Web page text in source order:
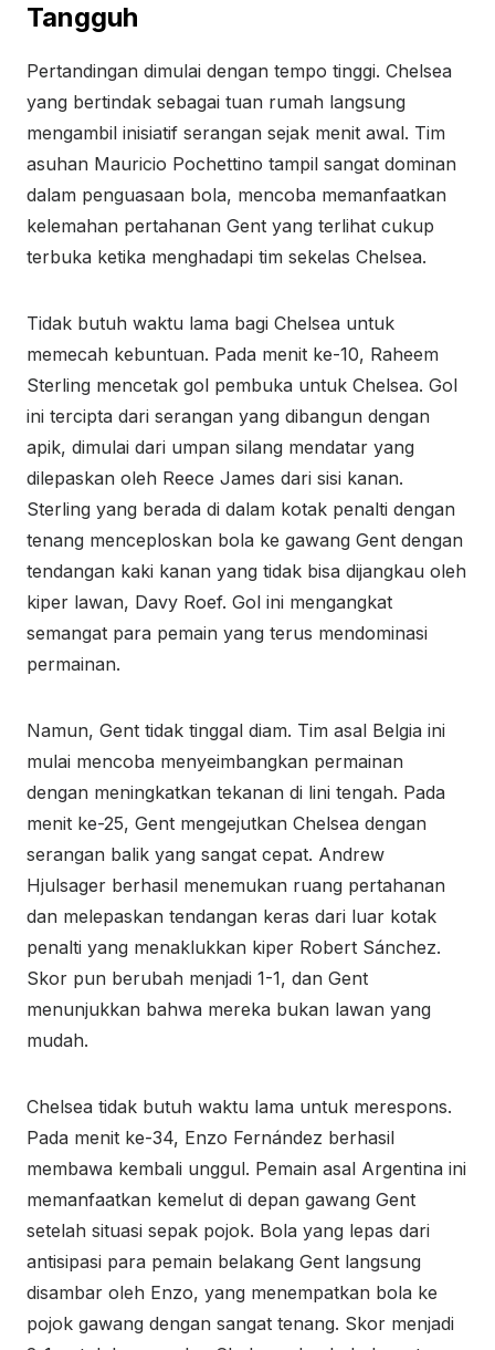
Tangguh
Pertandingan dimulai dengan tempo tinggi. Chelsea
yang bertindak sebagai tuan rumah langsung
mengambil inisiatif serangan sejak menit awal. Tim
asuhan Mauricio Pochettino tampil sangat dominan
dalam penguasaan bola, mencoba memanfaatkan
kelemahan pertahanan Gent yang terlihat cukup
terbuka ketika menghadapi tim sekelas Chelsea.
Tidak butuh waktu lama bagi Chelsea untuk
memecah kebuntuan. Pada menit ke-10, Raheem
Sterling mencetak gol pembuka untuk Chelsea. Gol
ini tercipta dari serangan yang dibangun dengan
apik, dimulai dari umpan silang mendatar yang
dilepaskan oleh Reece James dari sisi kanan.
Sterling yang berada di dalam kotak penalti dengan
tenang menceploskan bola ke gawang Gent dengan
tendangan kaki kanan yang tidak bisa dijangkau oleh
kiper lawan, Davy Roef. Gol ini mengangkat
semangat para pemain yang terus mendominasi
permainan.
Namun, Gent tidak tinggal diam. Tim asal Belgia ini
mulai mencoba menyeimbangkan permainan
dengan meningkatkan tekanan di lini tengah. Pada
menit ke-25, Gent mengejutkan Chelsea dengan
serangan balik yang sangat cepat. Andrew
Hjulsager berhasil menemukan ruang pertahanan
dan melepaskan tendangan keras dari luar kotak
penalti yang menaklukkan kiper Robert Sánchez.
Skor pun berubah menjadi 1-1, dan Gent
menunjukkan bahwa mereka bukan lawan yang
mudah.
Chelsea tidak butuh waktu lama untuk merespons.
Pada menit ke-34, Enzo Fernández berhasil
membawa kembali unggul. Pemain asal Argentina ini
memanfaatkan kemelut di depan gawang Gent
setelah situasi sepak pojok. Bola yang lepas dari
antisipasi para pemain belakang Gent langsung
disambar oleh Enzo, yang menempatkan bola ke
pojok gawang dengan sangat tenang. Skor menjadi